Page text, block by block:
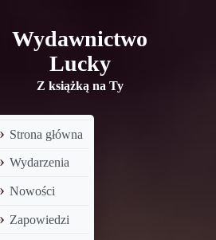
Wydawnictwo
Lucky
Z książką na Ty
Strona główna
Wydarzenia
Nowości
Zapowiedzi